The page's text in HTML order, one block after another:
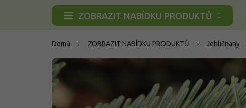
ZOBRAZIT NABÍDKU PRODUKTŮ
Domů ZOBRAZIT NABÍDKU PRODUKTŮ Jehličnany